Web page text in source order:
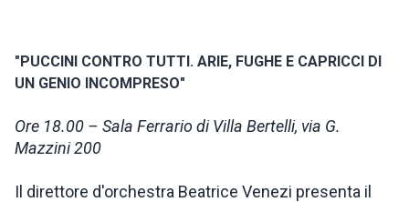
ENG
"PUCCINI CONTRO TUTTI. ARIE, FUGHE E CAPRICCI DI
UN GENIO INCOMPRESO"
Ore 18.00 – Sala Ferrario di Villa Bertelli, via G.
Mazzini 200
Il direttore d'orchestra Beatrice Venezi presenta il